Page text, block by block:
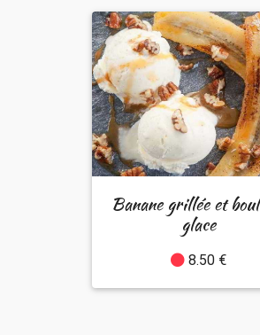
Banane grillée et
glace
8.50 €